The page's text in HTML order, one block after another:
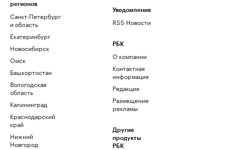
регионов
Санкт-Петербург
и область
Екатеринбург
Новосибирск
Омск
Башкортостан
Вологодская
область
Калининград
Краснодарский
край
Нижний
Новгород
Уведомления
RSS Новости
РБК
О компании
Контактная
информация
Редакция
Размещение
рекламы
Другие
продукты
РБК